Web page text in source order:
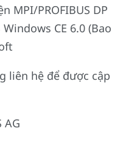
MPI/PROFIBUS DP
CE 6.0 (Bao
liên hệ để được cập
AG